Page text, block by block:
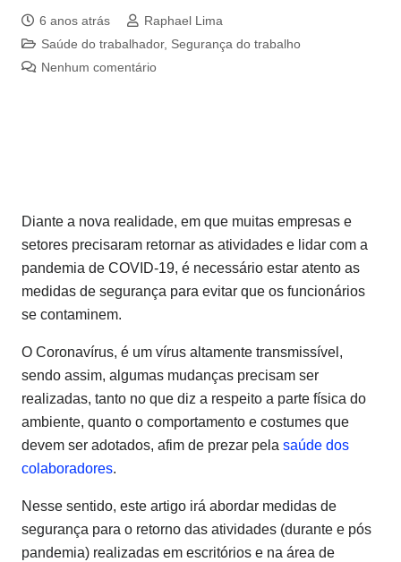
6 anos atrás
Raphael Lima
Saúde do trabalhador, Segurança do trabalho
Nenhum comentário
Diante a nova realidade, em que muitas empresas e
setores precisaram retornar as atividades e lidar com a
pandemia de COVID-19, é necessário estar atento as
medidas de segurança para evitar que os funcionários
se contaminem.
O Coronavírus, é um vírus altamente transmissível,
sendo assim, algumas mudanças precisam ser
realizadas, tanto no que diz a respeito a parte física do
ambiente, quanto o comportamento e costumes que
devem ser adotados, afim de prezar pela saúde dos
colaboradores.
Nesse sentido, este artigo irá abordar medidas de
segurança para o retorno das atividades (durante e pós
pandemia) realizadas em escritórios e na área de